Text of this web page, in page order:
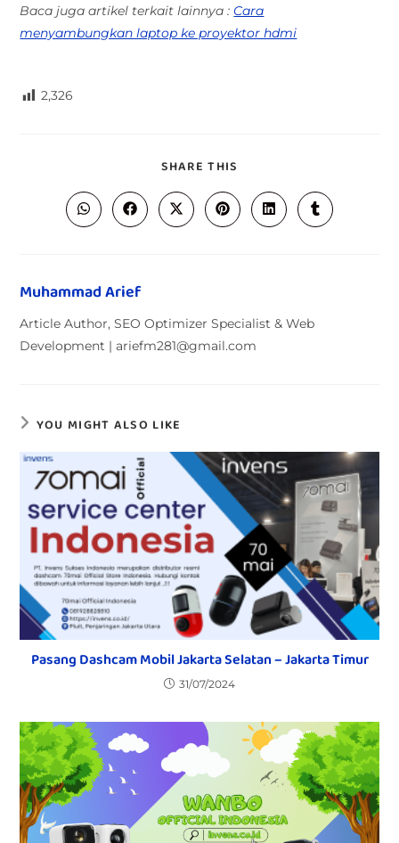
Baca juga artikel terkait lainnya : Cara
menyambungkan laptop ke proyektor hdmi
2,326
SHARE THIS
Muhammad Arief
Article Author, SEO Optimizer Specialist & Web
Development | ariefm281@gmail.com
YOU MIGHT ALSO LIKE
Pasang Dashcam Mobil Jakarta Selatan – Jakarta Timur
31/07/2024